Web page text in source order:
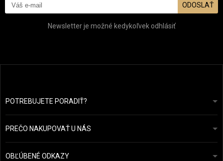
ODOSLAŤ
Newsletter je možné kedykoľvek odhlásiť
POTREBUJETE PORADIŤ?info@prozdravevlasy.cz
Odpovieme do 24 hodín.
PREČO NAKUPOVAŤ U NÁS
Obchodní podmínky
Ochrana osobních údajů
Přehled plateb a dopravy
OBĽÚBENÉ ODKAZY
Náš příběh